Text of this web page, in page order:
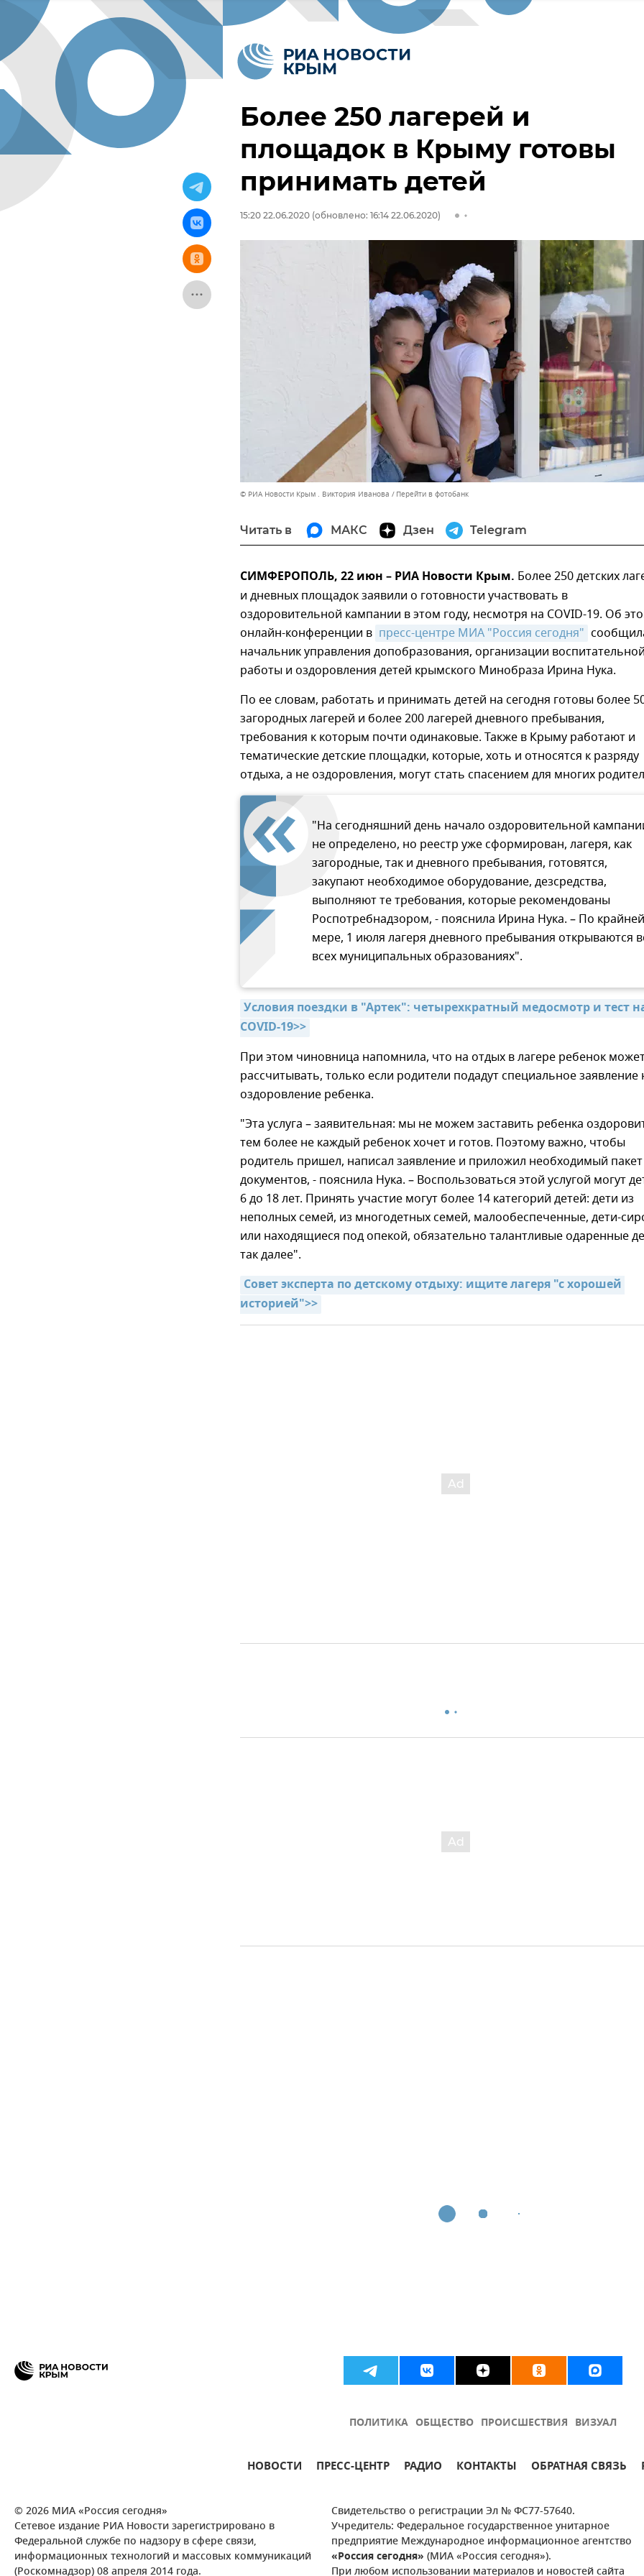
Более 250 лагерей и
площадок в Крыму готовы
принимать детей
15:20 22.06.2020 (обновлено: 16:14 22.06.2020)
© РИА Новости Крым . Виктория Иванова Перейти в фотобанк
Читать в МАКС Дзен Telegram
СИМФЕРОПОЛЬ, 22 июн – РИА Новости Крым. Более 250 детских
и дневных площадок заявили о готовности участвовать в
оздоровительной кампании в этом году, несмотря на COVID-19. Об
онлайн-конференции в пресс-центре МИА "Россия сегодня"
начальник управления допобразования, организации воспитательной
работы и оздоровления детей крымского Минобраза Ирина Нука.
По ее словам, работать и принимать детей на сегодня готовы более
загородных лагерей и более 200 лагерей дневного пребывания,
требования к которым почти одинаковые. Также в Крыму работают и
тематические детские площадки, которые, хоть и относятся к разряду
отдыха, а не оздоровления, могут стать спасением для многих
"На сегодняшний день начало оздоровительной
не определено, но реестр уже сформирован, лагеря, как
загородные, так и дневного пребывания, готовятся,
закупают необходимое оборудование, дезсредства,
выполняют те требования, которые рекомендованы
Роспотребнадзором, - пояснила Ирина Нука. – По крайней
мере, 1 июля лагеря дневного пребывания открываются
всех муниципальных образованиях".
Условия поездки в "Артек": четырехкратный медосмотр и тест
COVID-19>>
При этом чиновница напомнила, что на отдых в лагере ребенок
рассчитывать, только если родители подадут специальное заявление
оздоровление ребенка.
"Эта услуга – заявительная: мы не можем заставить ребенка
тем более не каждый ребенок хочет и готов. Поэтому важно, чтобы
родитель пришел, написал заявление и приложил необходимый пакет
документов, - пояснила Нука. – Воспользоваться этой услугой могут
6 до 18 лет. Принять участие могут более 14 категорий детей: дети из
неполных семей, из многодетных семей, малообеспеченные, дети-
или находящиеся под опекой, обязательно талантливые одаренные
так далее".
Совет эксперта по детскому отдыху: ищите лагеря "с хорошей
историей">>
ПОЛИТИКА ОБЩЕСТВО ПРОИСШЕСТВИЯ ВИЗУАЛ
НОВОСТИ ПРЕСС-ЦЕНТР РАДИО КОНТАКТЫ ОБРАТНАЯ СВЯЗЬ
© 2026 МИА «Россия сегодня»
Сетевое издание РИА Новости зарегистрировано в
Федеральной службе по надзору в сфере связи,
информационных технологий и массовых коммуникаций
(Роскомнадзор) 08 апреля 2014 года.
Свидетельство о регистрации Эл № ФС77-57640.
Учредитель: Федеральное государственное унитарное
предприятие Международное информационное агентство
«Россия сегодня» (МИА «Россия сегодня»).
При любом использовании материалов и новостей сайта